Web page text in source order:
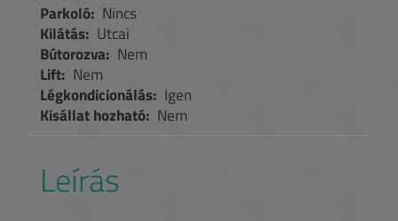
Parkoló: Nincs
Kilátás: Utcai
Bútorozva: Nem
Lift: Nem
Légkondicionálás: Igen
Kisállat hozható: Nem
Leírás